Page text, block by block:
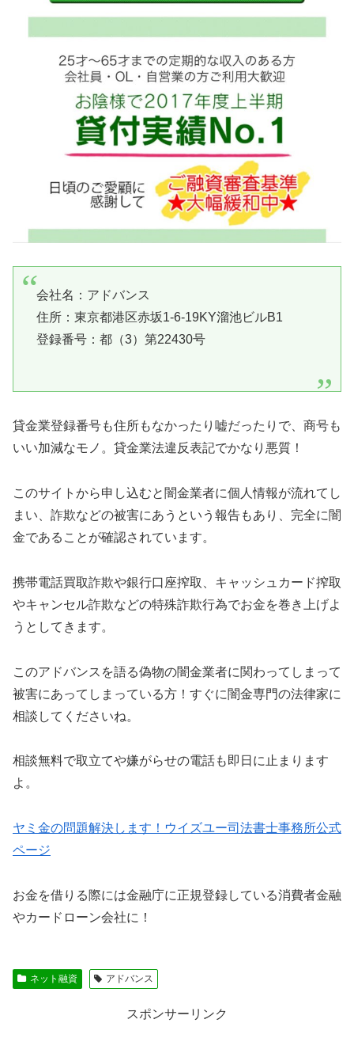
会社名： アドバンス
住所：東京都港区赤坂1-6-19KY溜池ビルB1
登録番号：都（3）第22430号
貸金業登録番号も住所もなかったり嘘だったりで、商号も
いい加減なモノ。貸金業法違反表記でかなり悪質！
このサイトから申し込むと闇金業者に個人情報が流れてし
まい、詐欺などの被害にあうという報告もあり、完全に闇
金であることが確認されています。
携帯電話買取詐欺や銀行口座搾取、キャッシュカード搾取
やキャンセル詐欺などの特殊詐欺行為でお金を巻き上げよ
うとしてきます。
このアドバンス を語る偽物の闇金業者に関わってしまって
被害にあってしまっている方！すぐに闇金専門の法律家に
相談してくださいね。
相談無料で取立てや嫌がらせの電話も即日に止まります
よ。
ヤミ金の問題解決します！ウイズユー司法書士事務所公式
ページ
お金を借りる際には金融庁に正規登録している消費者金融
やカードローン会社に！
ネット融資 アドバンス
スポンサーリンク